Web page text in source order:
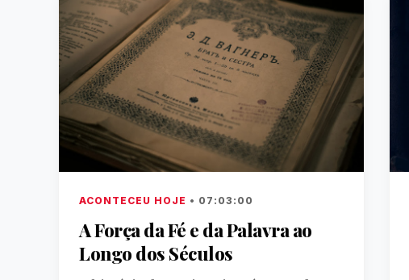
ACONTECEU HOJE • 07:03:00
A Força da Fé e da Palavra ao
Longo dos Séculos